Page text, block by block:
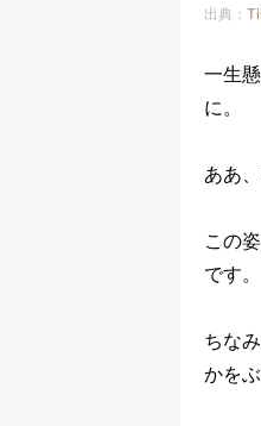
出典：
一生
に。
ああ
この
です。
ちな
かを